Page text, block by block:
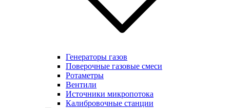
Генераторы газов
Поверочные газовые смеси
Ротаметры
Вентили
Источники микропотока
Калибровочные станции